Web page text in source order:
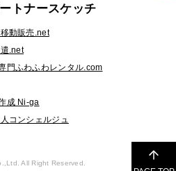
トナースケッチ
動販売.net
.net
門ふわふわレンタル.com
成 Ni-ga
コンシェルジュ
All Right Reserved.